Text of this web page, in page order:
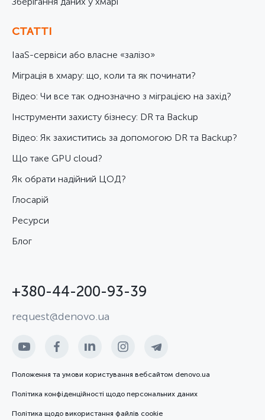
СТАТТІ
IaaS-сервіси або власне «залізо»
Міграція в хмару: що, коли та як починати?
Відео: Чи все так однозначно з міграцією на захід?
Інструменти захисту бізнесу: DR та Backup
Відео: Як захиститись за допомогою DR та Backup?
Що таке GPU cloud?
Як обрати надійний ЦОД?
Глосарій
Ресурси
Блог
+380-44-200-93-39
request@denovo.ua
Положення та умови користування вебсайтом denovo.ua
Політика конфіденційності щодо персональних даних
Політика щодо використання файлів cookie